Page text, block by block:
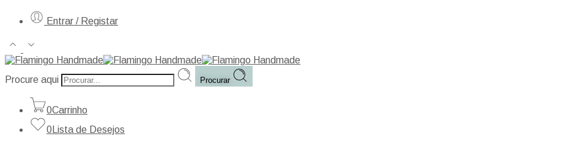
Entrar / Registar
Procure aqui Procurar
0Carrinho
0 Lista de Desejos